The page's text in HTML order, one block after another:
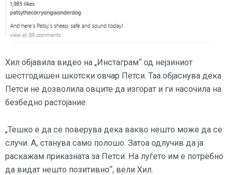
Хил објавила видео на „Инстаграм“ од нејзиниот
шестгодишен шкотски овчар Петси. Таа објаснува дека
Петси не дозволила овците да изгорат и ги насочила на
безбедно растојание.
„Тешко е да се поверува дека вакво нешто може да се
случи. А, станува само полошо. Затоа одлучив да ја
раскажам приказната за Петси. На луѓето им е потребно
да видат нешто позитивно“, вели Хил.